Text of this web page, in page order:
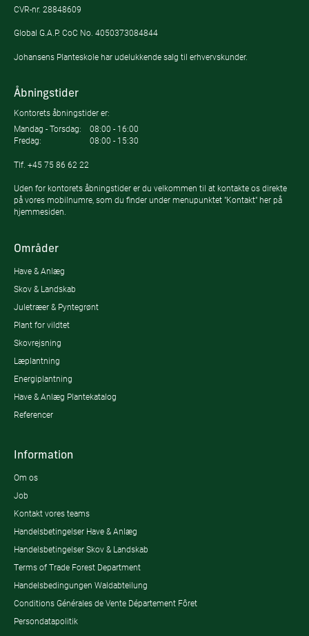
CVR-nr. 28848609
Global G.A.P. CoC No. 4050373084844
Johansens Planteskole har udelukkende salg til erhvervskunder.
Åbningstider
Kontorets åbningstider er:
Mandag - Torsdag:
08:00 - 16:00
Fredag:
08:00 - 15:30
Tlf. +45 75 86 62 22
Uden for kontorets åbningstider er du velkommen til at kontakte os direkte
på vores mobilnumre, som du finder under menupunktet "Kontakt" her på
hjemmesiden.
Områder
Have & Anlæg
Skov & Landskab
Juletræer & Pyntegrønt
Plant for vildtet
Skovrejsning
Læplantning
Energiplantning
Have & Anlæg Plantekatalog
Referencer
Information
Om os
Job
Kontakt vores teams
Handelsbetingelser Have & Anlæg
Handelsbetingelser Skov & Landskab
Terms of Trade Forest Department
Handelsbedingungen Waldabteilung
Conditions Générales de Vente Département Fôret
Persondatapolitik